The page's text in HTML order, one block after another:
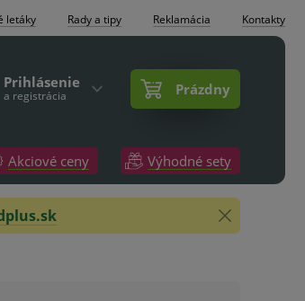
letáky Rady a tipy Reklamácia Kontakty
Prihlásenie
a registrácia Prázdny
Akciové ceny Výhodné sety